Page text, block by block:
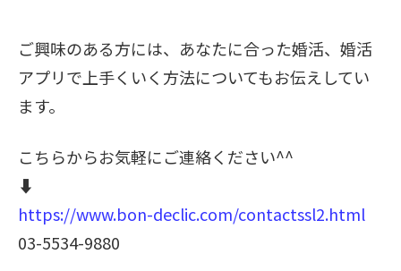
ご興味のある方には、あなたに合った婚活、婚活
アプリで上手くいく方法についてもお伝えしてい
ます。
こちらからお気軽にご連絡ください^^
⬇️
https://www.bon-declic.com/contactssl2.html
03-5534-9880